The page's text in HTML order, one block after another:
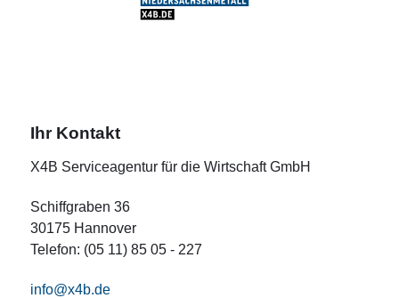
Ihr Kontakt
X4B Serviceagentur für die Wirtschaft GmbH
Schiffgraben 36
30175 Hannover
Telefon: (05 11) 85 05 - 227
info@x4b.de